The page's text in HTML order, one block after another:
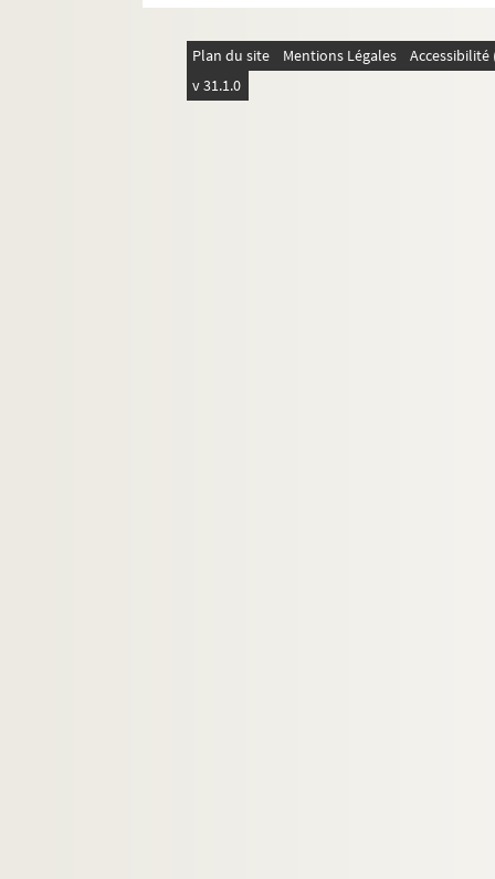
Plan du site Mentions Légales
v 31.1.0